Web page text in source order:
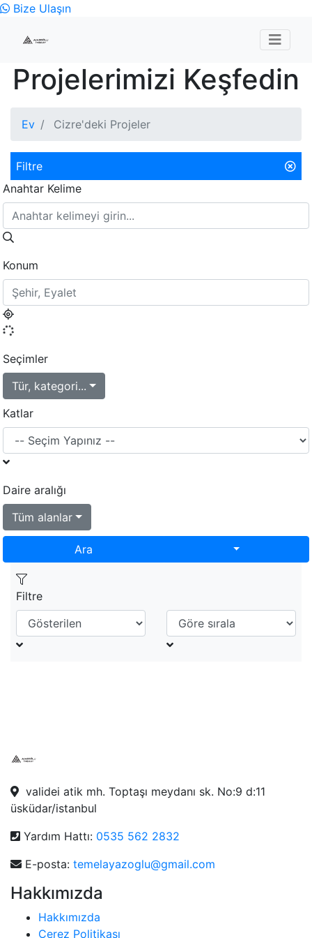
Bize Ulaşın
Projelerimizi Keşfedin
Ev Cizre'deki Projeler
Filtre
Anahtar Kelime
Konum
Seçimler
Tür, kategori...
Katlar
Daire aralığı
Tüm alanlar
Ara Toggle
Filtre
validei atik mh. Toptaşı meydanı sk. No:9 d:11
üsküdar/istanbul
Yardım Hattı: 0535 562 2832
E-posta: temelayazoglu@gmail.com
Hakkımızda
Hakkımızda
Çerez Politikası